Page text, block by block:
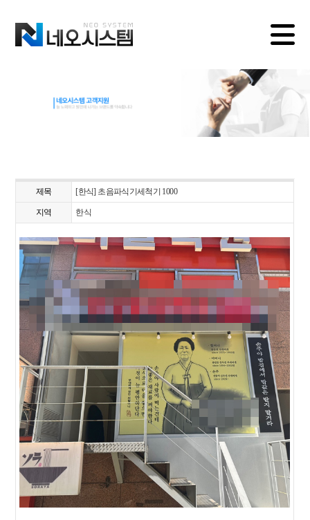
제목 [한식] 초음파식기세척기 1000
지역 한식